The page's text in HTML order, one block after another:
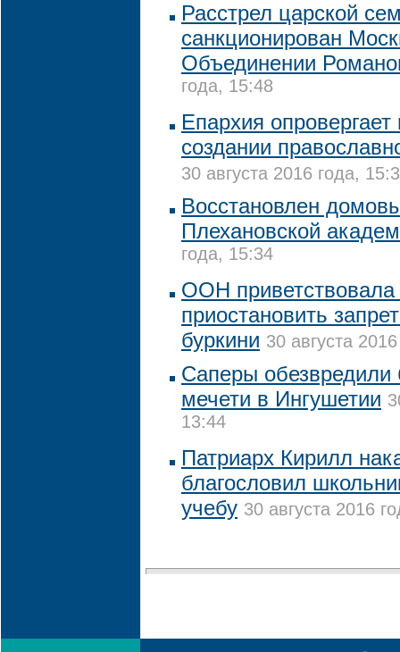
Расстрел царской
санкционирован
Объединении
года, 15:48
Епархия
создании
30 августа 2016 года,
Восстановлен
Плехановской
года, 15:34
ООН
приостановить
буркини 30 августа
Саперы
мечети в Ингушетии
13:44
Патриарх Кирилл
благословил
учебу 30 августа 2016